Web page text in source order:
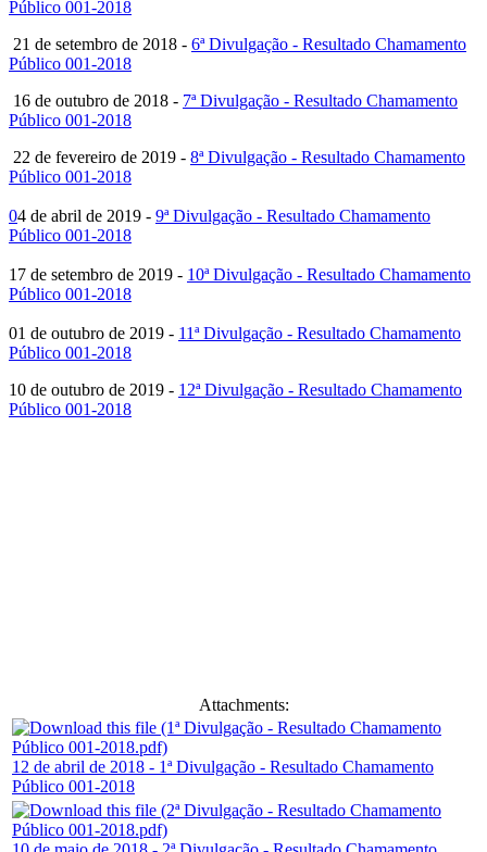
Público 001-2018
21 de setembro de 2018 - 6ª Divulgação - Resultado Chamamento
Público 001-2018
16 de outubro de 2018 - 7ª Divulgação - Resultado Chamamento
Público 001-2018
22 de fevereiro de 2019 - 8ª Divulgação - Resultado Chamamento
Público 001-2018
04 de abril de 2019 - 9ª Divulgação - Resultado Chamamento
Público 001-2018
17 de setembro de 2019 - 10ª Divulgação - Resultado Chamamento
Público 001-2018
01 de outubro de 2019 - 11ª Divulgação - Resultado Chamamento
Público 001-2018
10 de outubro de 2019 - 12ª Divulgação - Resultado Chamamento
Público 001-2018
Attachments:
12 de abril de 2018 - 1ª Divulgação - Resultado Chamamento
Público 001-2018